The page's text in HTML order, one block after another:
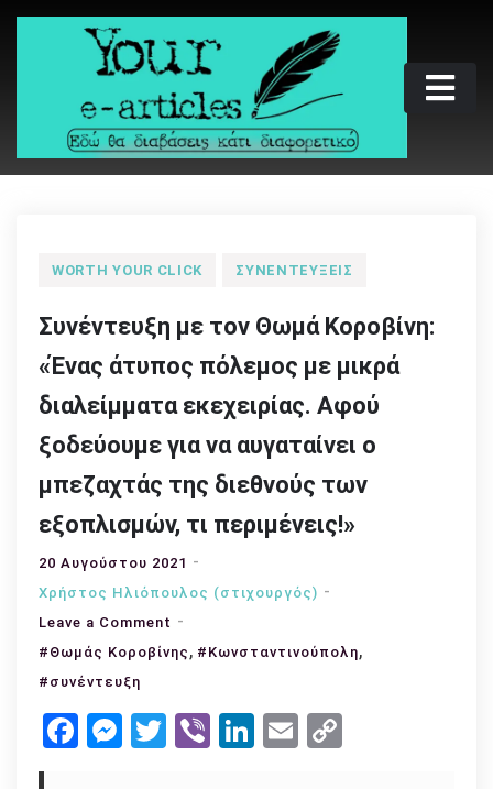
Skip
Your e-articles
Εδώ θα διαβάσεις κάτι διαφορετικό
WORTH YOUR CLICK ΣΥΝΕΝΤΕΎΞΕΙΣ
Συνέντευξη με τον Θωμά Κοροβίνη:
«Ένας άτυπος πόλεμος με μικρά
διαλείμματα εκεχειρίας. Αφού
ξοδεύουμε για να αυγαταίνει ο
μπεζαχτάς της διεθνούς των
εξοπλισμών, τι περιμένεις!»
20 Αυγούστου 2021
Χρήστος Ηλιόπουλος (στιχουργός)
Leave a Comment on
Συνέντευξη
Θωμά
#Θωμάς Κοροβίνης , #Κωνσταντινούπολη,
#συνέντευξη
Facebook
Messenger
Twitter
ViberLinkedIn
Email